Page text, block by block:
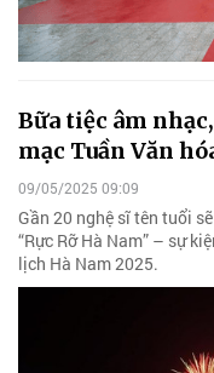
09/05/2025 09:09
“Rực Rỡ Hà Nam” – sự